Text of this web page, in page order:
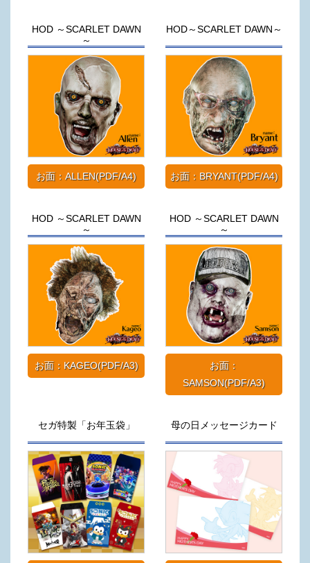
HOD ～SCARLET DAWN
～
お面：ALLEN(PDF/A4)
HOD～SCARLET DAWN～
お面：BRYANT(PDF/A4)
HOD ～SCARLET DAWN
～
お面：KAGEO(PDF/A3)
HOD ～SCARLET DAWN
～
お面：
SAMSON(PDF/A3)
セガ特製「お年玉袋」 母の日メッセージカード